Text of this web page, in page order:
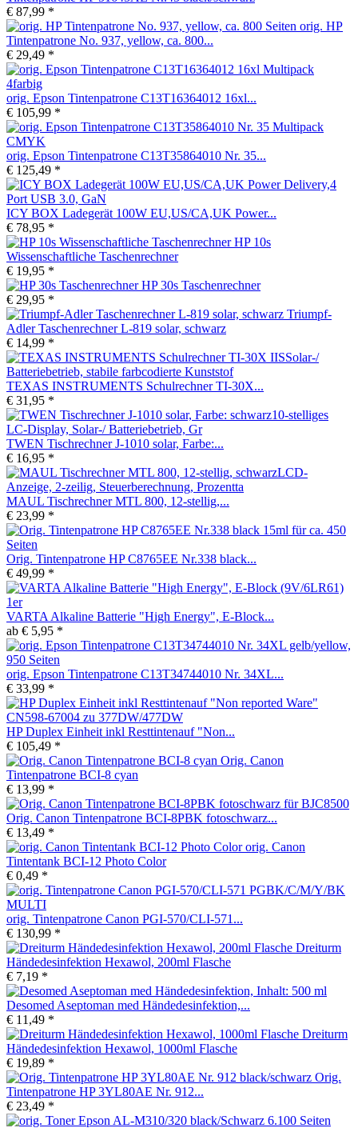
€ 87,99 *
orig. HP
Tintenpatrone No. 937, yellow, ca. 800...
€ 29,49 *
orig. Epson Tintenpatrone C13T16364012 16xl...
€ 105,99 *
orig. Epson Tintenpatrone C13T35864010 Nr. 35...
€ 125,49 *
ICY BOX Ladegerät 100W EU,US/CA,UK Power...
€ 78,95 *
HP 10s
Wissenschaftliche Taschenrechner
€ 19,95 *
HP 30s Taschenrechner
€ 29,95 *
Triumpf-
Adler Taschenrechner L-819 solar, schwarz
€ 14,99 *
TEXAS INSTRUMENTS Schulrechner TI-30X...
€ 31,95 *
TWEN Tischrechner J-1010 solar, Farbe:...
€ 16,95 *
MAUL Tischrechner MTL 800, 12-stellig,...
€ 23,99 *
Orig. Tintenpatrone HP C8765EE Nr.338 black...
€ 49,99 *
VARTA Alkaline Batterie "High Energy", E-Block...
ab € 5,95 *
orig. Epson Tintenpatrone C13T34744010 Nr. 34XL...
€ 33,99 *
HP Duplex Einheit inkl Resttintenauf "Non...
€ 105,49 *
Orig. Canon
Tintenpatrone BCI-8 cyan
€ 13,99 *
Orig. Canon Tintenpatrone BCI-8PBK fotoschwarz...
€ 13,49 *
orig. Canon
Tintentank BCI-12 Photo Color
€ 0,49 *
orig. Tintenpatrone Canon PGI-570/CLI-571...
€ 130,99 *
Dreiturm
Händedesinfektion Hexawol, 200ml Flasche
€ 7,19 *
Desomed Aseptoman med Händedesinfektion,...
€ 11,49 *
Dreiturm
Händedesinfektion Hexawol, 1000ml Flasche
€ 19,89 *
Orig.
Tintenpatrone HP 3YL80AE Nr. 912...
€ 23,49 *